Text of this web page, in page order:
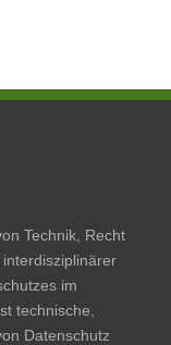
Technik, Recht
im
technische,
Datenschutz